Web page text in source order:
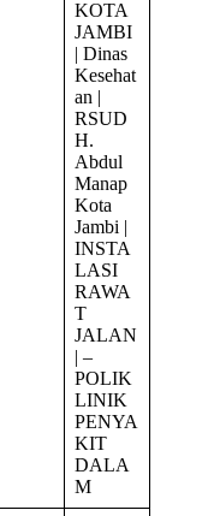
KOTA
JAMBI
| Dinas
Kesehat
an |
RSUD
H.
Abdul
Manap
Kota
Jambi |
INSTA
LASI
RAWA
T
JALAN
| –
POLIK
LINIK
PENYA
KIT
DALA
M